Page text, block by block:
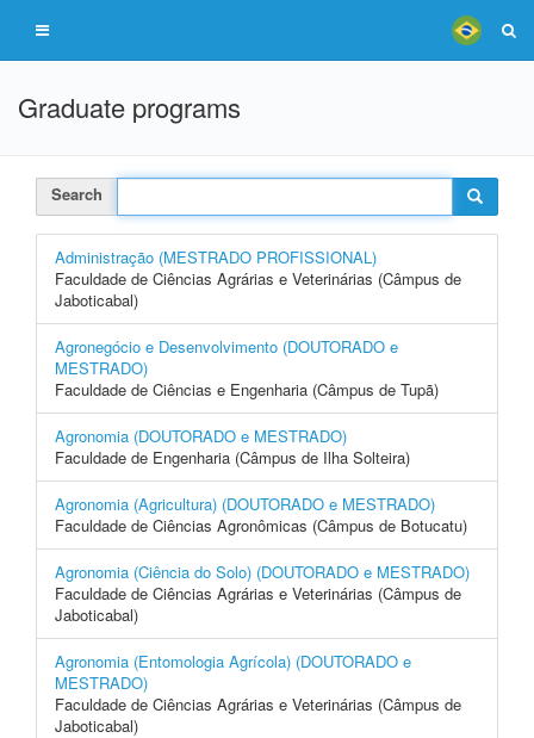
Graduate programs
Search
Administração (MESTRADO PROFISSIONAL)
Faculdade de Ciências Agrárias e Veterinárias (Câmpus de
Jaboticabal)
Agronegócio e Desenvolvimento (DOUTORADO e
MESTRADO)
Faculdade de Ciências e Engenharia (Câmpus de Tupã)
Agronomia (DOUTORADO e MESTRADO)
Faculdade de Engenharia (Câmpus de Ilha Solteira)
Agronomia (Agricultura) (DOUTORADO e MESTRADO)
Faculdade de Ciências Agronômicas (Câmpus de Botucatu)
Agronomia (Ciência do Solo) (DOUTORADO e MESTRADO)
Faculdade de Ciências Agrárias e Veterinárias (Câmpus de
Jaboticabal)
Agronomia (Entomologia Agrícola) (DOUTORADO e
MESTRADO)
Faculdade de Ciências Agrárias e Veterinárias (Câmpus de
Jaboticabal)